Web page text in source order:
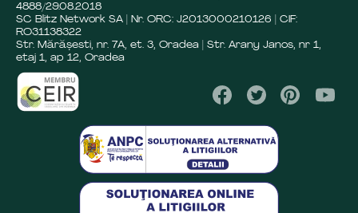
4888/29.08.2018
SC Blitz Network SA | Nr. ORC: J2013000210126 | CIF:
RO31138322
Str. Mărășesti, nr. 7A, et. 3, Oradea | Str. Arany Janos, nr 1,
etaj 1, ap 12, Oradea